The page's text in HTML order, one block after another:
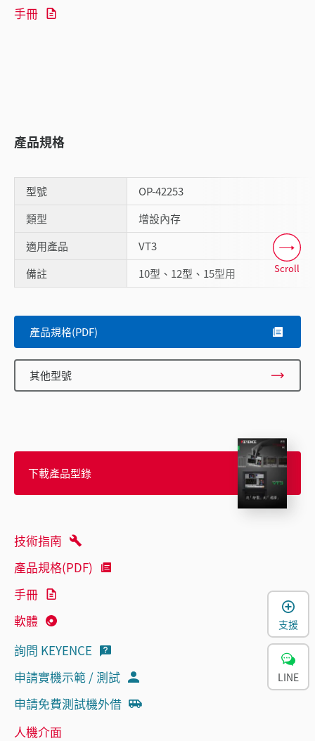
手冊
產品規格
型號
OP-42253
類型
增設內存
適用產品
VT3
備註
10型、12型、15型用 Scroll
產品規格(PDF)
其他型號
下載產品型錄
技術指南
產品規格(PDF)
手冊
軟體
詢問 KEYENCE
申請實機示範 / 測試
申請免費測試機外借
人機介面
支援
LINE